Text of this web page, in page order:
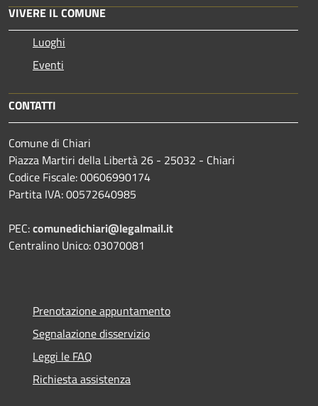
VIVERE IL COMUNE
Luoghi
Eventi
CONTATTI
Comune di Chiari
Piazza Martiri della Libertà 26 - 25032 - Chiari
Codice Fiscale: 00606990174
Partita IVA: 00572640985
PEC:comunedichiari@legalmail.it
Centralino Unico: 03070081
Prenotazione appuntamento
Segnalazione disservizio
Leggi le FAQ
Richiesta assistenza